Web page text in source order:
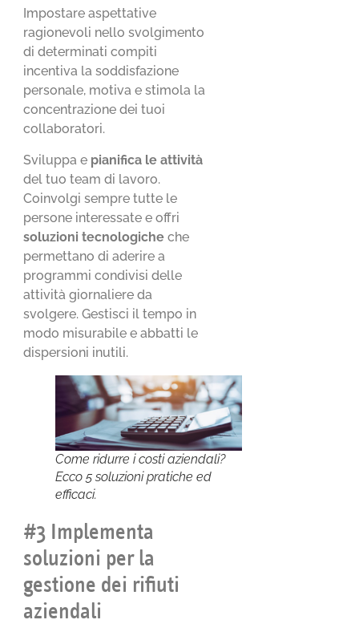
Impostare aspettative
ragionevoli nello svolgimento
di determinati compiti
incentiva la soddisfazione
personale, motiva e stimola la
concentrazione dei tuoi
collaboratori.
Sviluppa e pianifica le attività
del tuo team di lavoro.
Coinvolgi sempre tutte le
persone interessate e offri
soluzioni tecnologiche che
permettano di aderire a
programmi condivisi delle
attività giornaliere da
svolgere. Gestisci il tempo in
modo misurabile e abbatti le
dispersioni inutili.
Come ridurre i costi aziendali?
Ecco 5 soluzioni pratiche ed
efficaci.
#3 Implementa
soluzioni per la
gestione dei rifiuti
aziendali